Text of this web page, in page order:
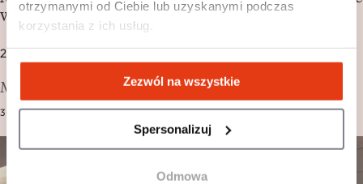
otrzymanymi od Ciebie lub uzyskanymi podczas
korzystania z ich usług.
Zezwól na wszystkie
Spersonalizuj
Odmowa
w Warszawie w Polsce!
27 MAJ 2026
Mail Boxes Etc., jedna z największych na świecie…
3 MIN. SIECI, EKSPANSJA